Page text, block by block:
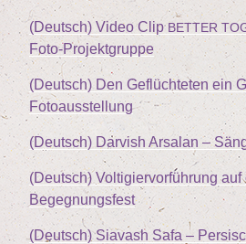
(Deutsch) Video ClipBETTER
Foto-Projektgruppe
(Deutsch) Den Geflüch­te­ten ein
Fotoausstellung
(Deutsch) Dar­vish Arsalan –
(Deutsch) Vol­ti­gier­vor­füh­rung auf
Begegnungsfest
(Deutsch) Sia­vash Safa –